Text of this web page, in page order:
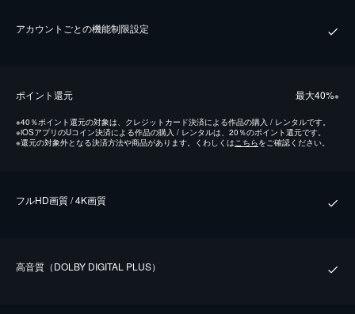
アカウントごとの機能制限設定
ポイント還元 最⼤40%※
※40％ポイント還元の対象は、クレジットカード決済による作品の購入 / レンタルです。
※iOSアプリのUコイン決済による作品の購入 / レンタルは、20％のポイント還元です。
※還元の対象外となる決済方法や商品があります。くわしくはこちらをご確認ください。
フルHD画質 / 4K画質
⾼⾳質（DOLBY DIGITAL PLUS）